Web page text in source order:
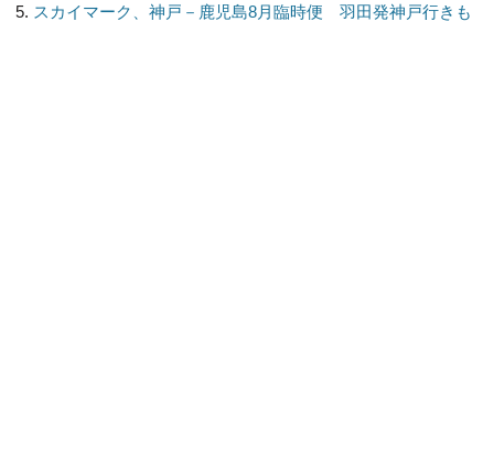
スカイマーク、神戸－鹿児島8月臨時便 羽田発神戸行きも